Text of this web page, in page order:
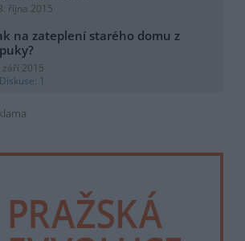
října 2015
na zateplení starého domu z
září 2015
Diskuse: 1